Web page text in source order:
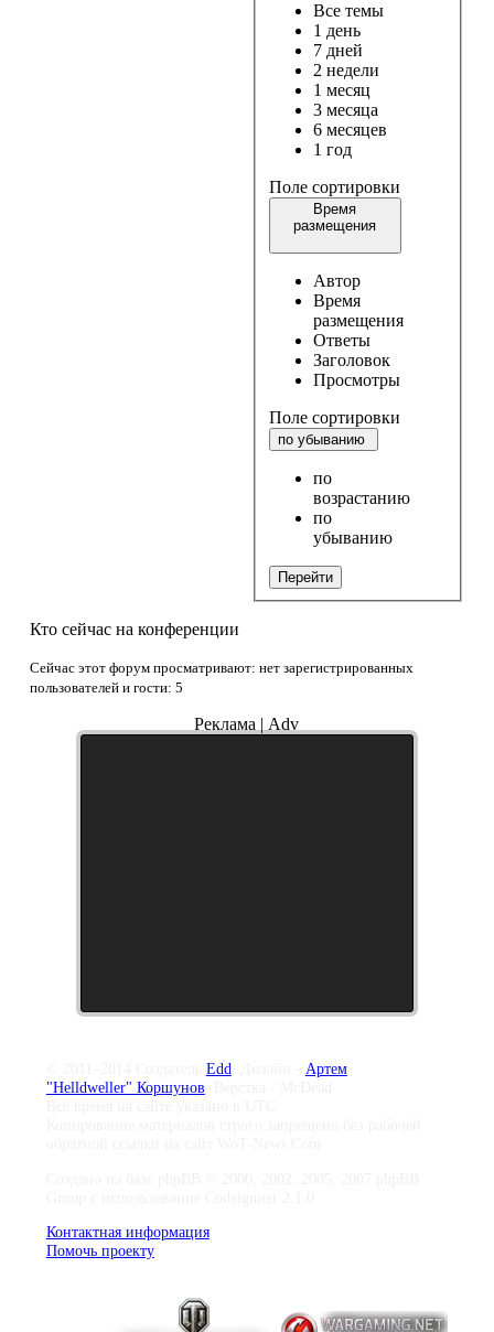
Все темы
1 день
7 дней
2 недели
1 месяц
3 месяца
6 месяцев
1 год
Поле сортировки
Время
размещения
Автор
Время
размещения
Ответы
Заголовок
Просмотры
Поле сортировки
по убыванию
по
возрастанию
по
убыванию
Перейти
Кто сейчас на конференции
Сейчас этот форум просматривают: нет зарегистрированных
пользователей и гости: 5
Реклама | Adv
Edd, Дизайн - Артем
"Helldweller" Коршунов
Контактная информация
Помочь проекту